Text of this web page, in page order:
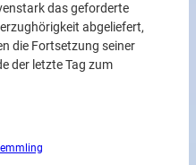
das geforderte
abgeliefert,
die Fortsetzung seiner
der letzte Tag zum